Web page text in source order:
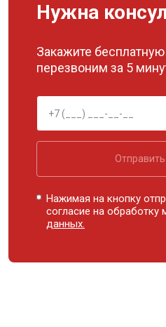
Нужна
Закажите
перезвоним за 5
Нажимая на кнопку
согласие на обработку
данных.